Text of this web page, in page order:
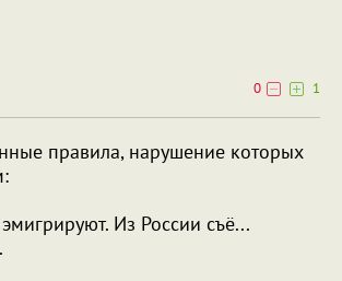
0
1
правила, нарушение которых
Из России съё...